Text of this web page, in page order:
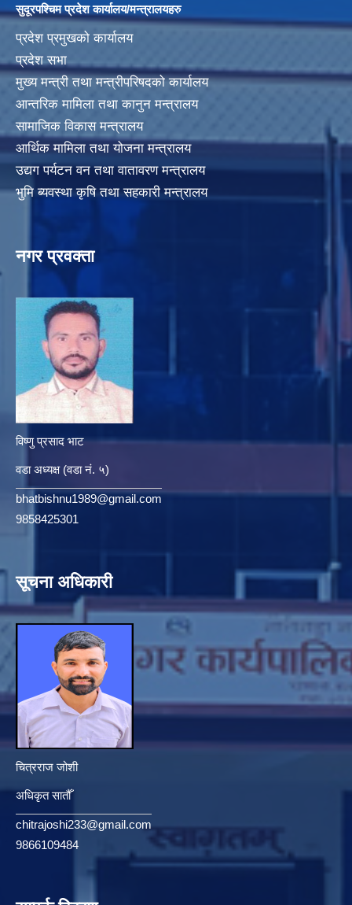
सुदूरपश्चिम प्रदेश कार्यालय/मन्त्रालयहरु
प्रदेश प्रमुखको कार्यालय
प्रदेश सभा
मुख्य मन्त्री तथा मन्त्रीपरिषदको कार्यालय
आन्तरिक मामिला तथा कानुन मन्त्रालय
सामाजिक विकास मन्त्रालय
आर्थिक मामिला तथा योजना मन्त्रालय
उद्यग पर्यटन वन तथा वातावरण मन्त्रालय
भुमि ब्यवस्था कृषि तथा सहकारी मन्त्रालय
नगर प्रवक्ता
विष्णु प्रसाद भाट
वडा अध्यक्ष (वडा नं. ५)
bhatbishnu1989@gmail.com
9858425301
सूचना अधिकारी
चित्रराज जोशी
अधिकृत सातौँ
chitrajoshi233@gmail.com
9866109484